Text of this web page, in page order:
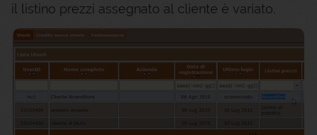
il listino prezzi assegnato al cliente è variato.